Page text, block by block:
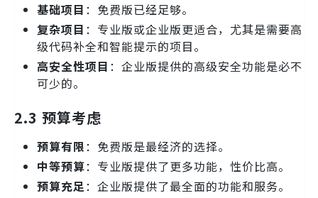
基础项目 ：免费版已经足够。
复杂项目 ：专业版或企业版更适合，尤其是需要高
级代码补全和智能提示的项目。
高安全性项目 ：企业版提供的高级安全功能是必不
可少的。
2.3 预算考虑
预算有限：免费版是最经济的选择。
中等预算：专业版提供了更多功能，性价比高。
预算充足：企业版提供了最全面的功能和服务。